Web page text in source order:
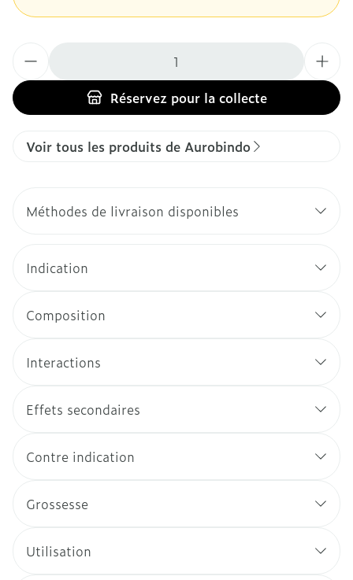
Réservezpour la collecte
Voir tous les produits de Aurobindo
Méthodes de livraison disponibles
Indication
Composition
Interactions
Effets secondaires
Contre indication
Grossesse
Utilisation